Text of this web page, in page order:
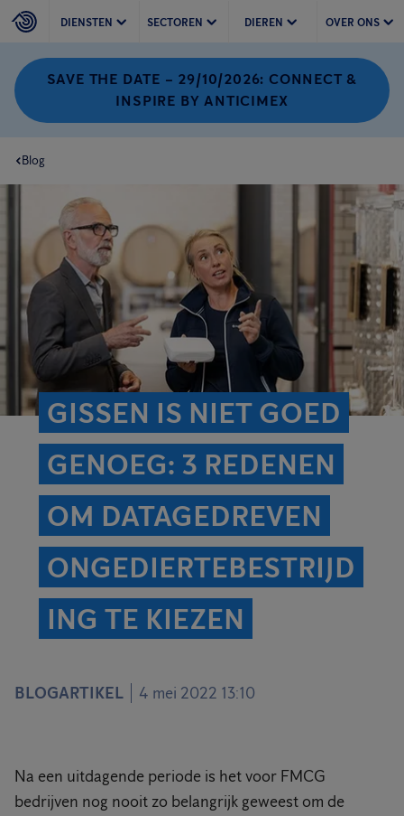
DIENSTEN SECTOREN DIEREN OVER ONS
SAVE THE DATE – 29/10/2026: CONNECT &
INSPIRE BY ANTICIMEX
Blog
GISSEN IS NIET GOED
GENOEG: 3 REDENEN
OM DATAGEDREVEN
ONGEDIERTEBESTRIJD
ING TE KIEZEN
BLOGARTIKEL 4 mei 2022 13:10
Na een uitdagende periode is het voor FMCG
bedrijven nog nooit zo belangrijk geweest om de